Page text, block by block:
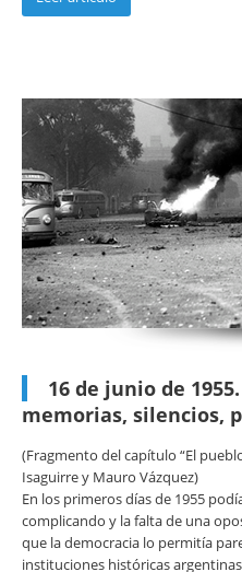
16 de junio de
memorias, silencios,
(Fragmento del capítulo “El
Isaguirre y Mauro Vázquez)
En los primeros días de 1955
complicando y la falta de una
que la democracia lo permitía
instituciones históricas